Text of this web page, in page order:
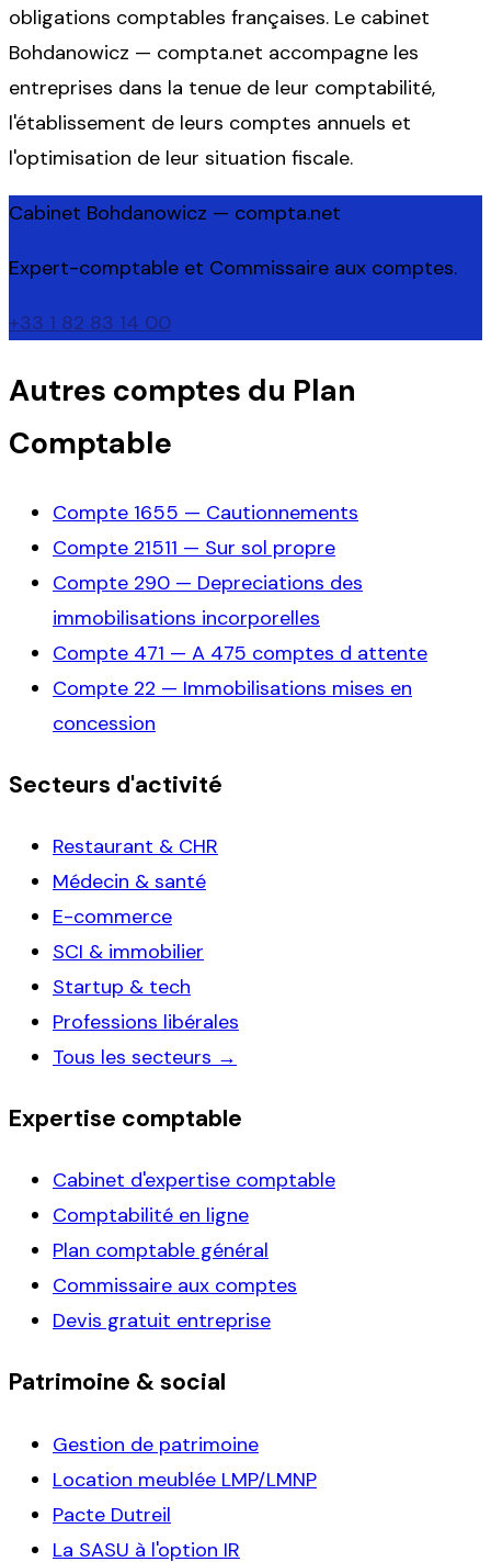
obligations comptables françaises. Le cabinet
Bohdanowicz — compta.net accompagne les
entreprises dans la tenue de leur comptabilité,
l'établissement de leurs comptes annuels et
l'optimisation de leur situation fiscale.
Cabinet Bohdanowicz — compta.net
Expert-comptable et Commissaire aux comptes.
+33 1 82 83 14 00
Autres comptes du Plan
Comptable
Compte 1655 — Cautionnements
Compte 21511 — Sur sol propre
Compte 290 — Depreciations des
immobilisations incorporelles
Compte 471 — A 475 comptes d attente
Compte 22 — Immobilisations mises en
concession
Secteurs d'activité
Restaurant & CHR
Médecin & santé
E-commerce
SCI & immobilier
Startup & tech
Professions libérales
Tous les secteurs →
Expertise comptable
Cabinet d'expertise comptable
Comptabilité en ligne
Plan comptable général
Commissaire aux comptes
Devis gratuit entreprise
Patrimoine & social
Gestion de patrimoine
Location meublée LMP/LMNP
Pacte Dutreil
La SASU à l'option IR